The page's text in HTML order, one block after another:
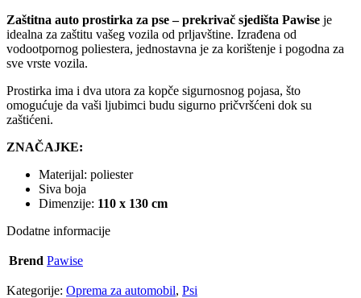
Zaštitna auto prostirka za pse – prekrivač sjedišta Pawise je
idealna za zaštitu vašeg vozila od prljavštine. Izrađena od
vodootpornog poliestera, jednostavna je za korištenje i pogodna za
sve vrste vozila.
Prostirka ima i dva utora za kopče sigurnosnog pojasa, što
omogućuje da vaši ljubimci budu sigurno pričvršćeni dok su
zaštićeni.
ZNAČAJKE:
Materijal: poliester
Siva boja
Dimenzije: 110 x 130 cm
Dodatne informacije
Brend Pawise
Kategorije: Oprema za automobil, Psi